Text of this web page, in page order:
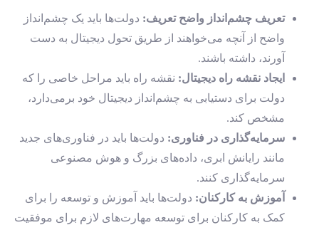
تعریف چشم‌انداز واضح تعریف: دولت‌ها باید یک چشم‌انداز
واضح از آنچه می‌خواهند از طریق تحول دیجیتال به دست
آورند، داشته باشند.
ایجاد نقشه راه دیجیتال: نقشه راه باید مراحل خاصی را که
دولت برای دستیابی به چشم‌انداز دیجیتال خود برمی‌دارد،
مشخص کند.
سرمایه‌گذاری در فناوری: دولت‌ها باید در فناوری‌های جدید
مانند رایانش ابری، داده‌های بزرگ و هوش مصنوعی
سرمایه‌گذاری کنند.
آموزش به کارکنان: دولت‌ها باید آموزش و توسعه را برای
کمک به کارکنان برای توسعه مهارت‌های لازم برای موفقیت